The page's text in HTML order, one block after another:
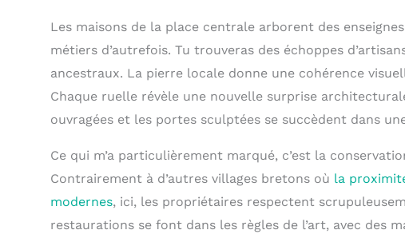
Les maisons de la place centrale arborent des
métiers d’autrefois. Tu trouveras des échoppes
ancestraux. La pierre locale donne une cohérence
Chaque ruelle révèle une nouvelle surprise
ouvragées et les portes sculptées se succèdent dans
Ce qui m’a particulièrement marqué, c’est la
Contrairement à d’autres villages bretons où la
modernes, ici, les propriétaires respectent
restaurations se font dans les règles de l’art, avec des